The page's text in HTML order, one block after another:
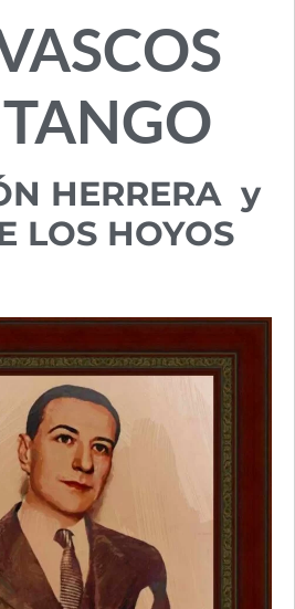
HERRERA y
LOS HOYOS